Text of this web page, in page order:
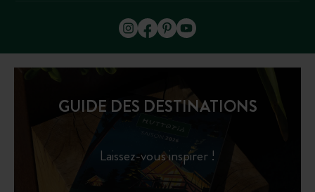
GUIDE DES DESTINATIONS
Laissez-vous inspirer !